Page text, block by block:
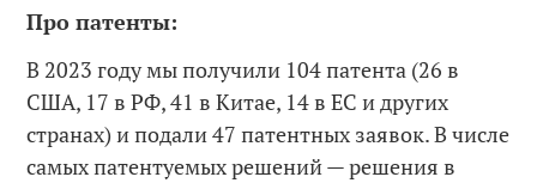
Про патенты:
В 2023 году мы получили 104 патента (26 в
США, 17 в РФ, 41 в Китае, 14 в ЕС и других
странах) и подали 47 патентных заявок. В числе
самых патентуемых решений — решения в